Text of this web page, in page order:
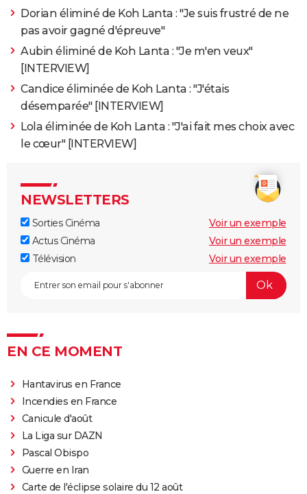
Dorian éliminé de Koh Lanta : "Je suis frustré de ne
pas avoir gagné d'épreuve"
Aubin éliminé de Koh Lanta : "Je m'en veux"
[INTERVIEW]
Candice éliminée de Koh Lanta : "J'étais
désemparée" [INTERVIEW]
Lola éliminée de Koh Lanta : "J'ai fait mes choix avec
le cœur" [INTERVIEW]
NEWSLETTERS
Sorties Cinéma
Voir un exemple
Actus Cinéma
Voir un exemple
Télévision
Voir un exemple
EN CE MOMENT
Hantavirus en France
Incendies en France
Canicule d'août
La Liga sur DAZN
Pascal Obispo
Guerre en Iran
Carte de l'éclipse solaire du 12 août